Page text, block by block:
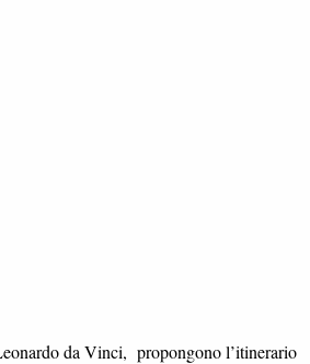
da Vinci, propongono l’itinerario